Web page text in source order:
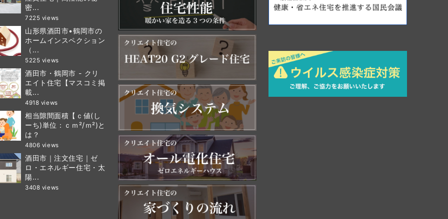
密...
7225 views
山形県酒田市•鶴岡市の
ホームインスペクション
（...
5225 views
酒田市・鶴岡市 - クリ
エイト住宅【マスコミ掲
載...
4918 views
相当隙間面積【ｃ値(し
ーち)単位：ｃｍ²/ｍ²)と
は？
4806 views
酒田市｜注文住宅｜ゼ
ロ・エネルギー住宅・太
陽...
3408 views